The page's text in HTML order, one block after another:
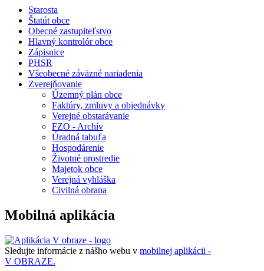
Starosta
Štatút obce
Obecné zastupiteľstvo
Hlavný kontrolór obce
Zápisnice
PHSR
Všeobecné záväzné nariadenia
Zverejňovanie
Územný plán obce
Faktúry, zmluvy a objednávky
Verejné obstarávanie
FZO - Archív
Úradná tabuľa
Hospodárenie
Životné prostredie
Majetok obce
Verejná vyhláška
Civilná obrana
Mobilná aplikácia
Sledujte informácie z nášho webu v mobilnej aplikácii -
V OBRAZE.